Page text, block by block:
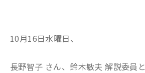
10月16日水曜日、
長野智子 さん、鈴木敏夫 解説委員と